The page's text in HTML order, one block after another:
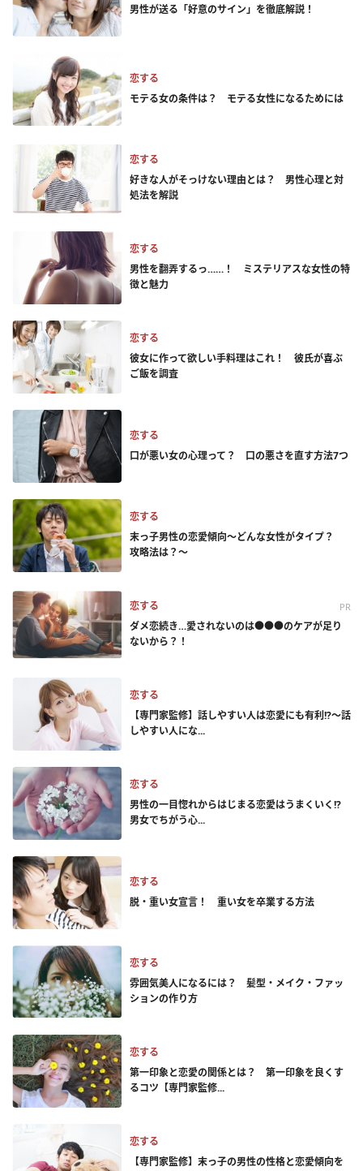
男性が送る「好意のサイン」を徹底解説！
恋する
モテる女の条件は？ モテる女性になるためには
恋する
好きな人がそっけない理由とは？ 男性心理と対
処法を解説
恋する
男性を翻弄するっ……！ ミステリアスな女性の特
徴と魅力
恋する
彼女に作って欲しい手料理はこれ！ 彼氏が喜ぶ
ご飯を調査
恋する
口が悪い女の心理って？ 口の悪さを直す方法7つ
恋する
末っ子男性の恋愛傾向～どんな女性がタイプ？
攻略法は？～
恋する PR
ダメ恋続き…愛されないのは●●●のケアが足り
ないから？！
恋する
【専門家監修】話しやすい人は恋愛にも有利!?～話
しやすい人にな...
恋する
男性の一目惚れからはじまる恋愛はうまくいく!?
男女でちがう心...
恋する
脱・重い女宣言！ 重い女を卒業する方法
恋する
雰囲気美人になるには？ 髪型・メイク・ファッ
ションの作り方
恋する
第一印象と恋愛の関係とは？ 第一印象を良くす
るコツ【専門家監修...
恋する
【専門家監修】末っ子の男性の性格と恋愛傾向を